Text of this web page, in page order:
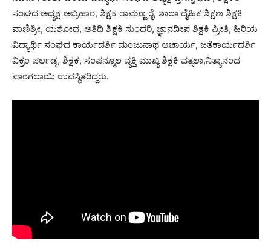
ಸಂಘದ ಅಧ್ಯಕ್ಷ ಅಬ್ರಹಾಂ, ಶಿಕ್ಷಕ ರಾಮಣ್ಣ ರೈ, ಶಾಲಾ ದೈಹಿಕ ಶಿಕ್ಷಣ ಶಿಕ್ಷಕಿ
ವಾಣಿಶ್ರೀ, ಯಶೋಧ, ಅತಿಥಿ ಶಿಕ್ಷಕಿ ಸುಂದರಿ, ಜ್ಞಾನದೀಪ ಶಿಕ್ಷಕಿ ಪ್ರೀತಿ, ಹಿರಿಯ
ವಿದ್ಯಾರ್ಥಿ ಸಂಘದ ಕಾರ್ಯದರ್ಶಿ ಮಂಜುನಾಥ ಆಚಾರ್ಯ, ಜತೆಕಾರ್ಯದರ್ಶಿ
ವಿಕ್ರಂ ಪರ್ಲಡ್ಕ, ಶಿಕ್ಷಕ, ಸಂಪನ್ಮೂಲ ವ್ಯಕ್ತಿ ಮುಖ್ಯ ಶಿಕ್ಷಕಿ ವತ್ಸಲಾ,ನಿತ್ಯಾನಂದ
ಪಾಂಗಲಾಯಿ ಉಪಸ್ಥಿತರಿದ್ದರು.